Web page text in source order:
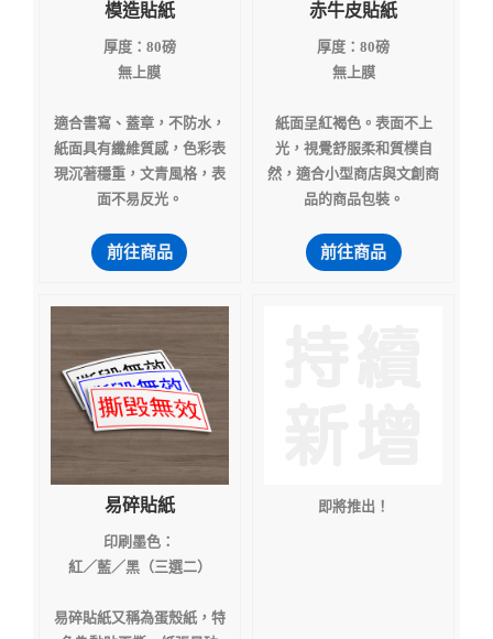
模造貼紙
厚度：80磅
無上膜
適合書寫、蓋章，不防水，
紙面具有纖維質感，色彩表
現沉著穩重，文青風格，表
面不易反光。
前往商品
赤牛皮貼紙
厚度：80磅
無上膜
紙面呈紅褐色。表面不上
光，視覺舒服柔和質樸自
然，適合小型商店與文創商
品的商品包裝。
前往商品
易碎貼紙
印刷墨色：
紅／藍／黑（三選二）
易碎貼紙又稱為蛋殼紙，特
即將推出！